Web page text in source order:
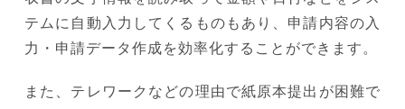
テムに自動入力してくるものもあり、申請内容の入
力・申請データ作成を効率化することができます。
また、テレワークなどの理由で紙原本提出が困難で